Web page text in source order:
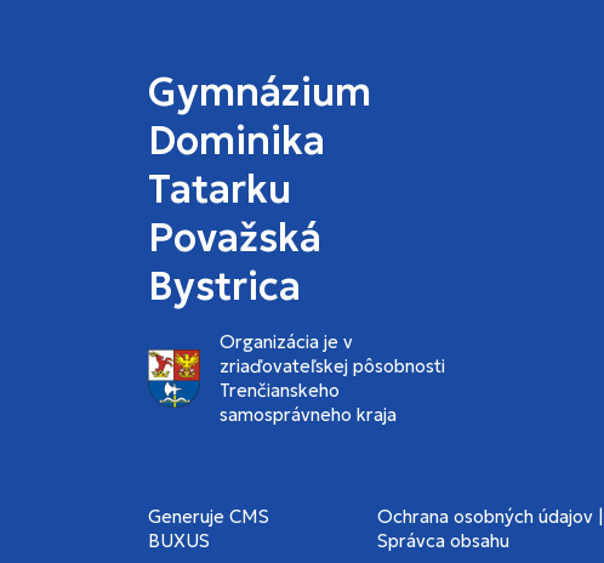
Gymnázium
Dominika
Tatarku
Považská
Bystrica
Organizácia je v
zriaďovateľskej pôsobnosti
Trenčianskeho
samosprávneho kraja
Generuje CMS
BUXUS
Ochrana osobných údajov|
Správca obsahu